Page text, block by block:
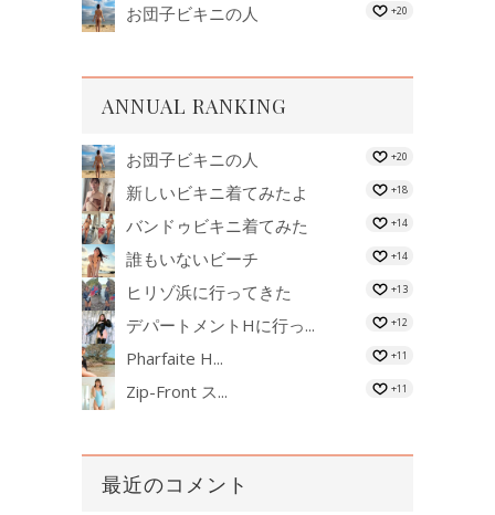
お団子ビキニの人 +20
ANNUAL RANKING
お団子ビキニの人 +20
新しいビキニ着てみたよ +18
バンドゥビキニ着てみた +14
誰もいないビーチ +14
ヒリゾ浜に行ってきた +13
デパートメントHに行っ... +12
Pharfaite H... +11
Zip-Front ス... +11
最近のコメント